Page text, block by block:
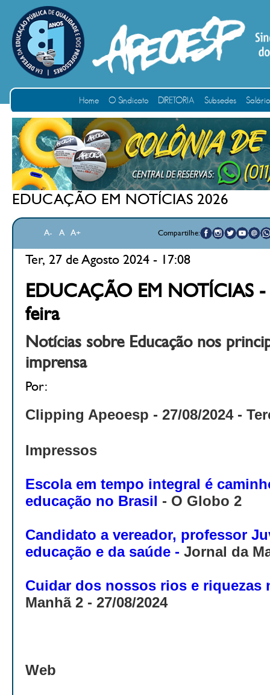
Home O Sindicato DIRETORIA Subsedes
EDUCAÇÃO EM NOTÍCIAS 2026
A- A A+ Compartilhe:
Ter, 27 de Agosto 2024 - 17:08
EDUCAÇÃO EM NOTÍCIAS -
feira
Notícias sobre Educação nos
imprensa
Por:
Clipping Apeoesp - 27/08/2024 -
Impressos
Escola em tempo integral é
educação no Brasil - O Globo 2
Candidato a vereador, professor
educação e da saúde - Jornal da
Cuidar dos nossos rios e riquezas
Manhã 2 - 27/08/2024
Web